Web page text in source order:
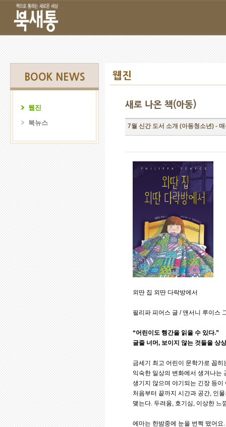
BOOK NEWS
웹진
북뉴스
웹진
새로 나온 책(아동)
7월 신간 도서 소개 (아동청소년) -
외딴 집 외딴 다락방에서
필리파 피어스 글 / 앤서니 루이스
“어린이도 행간을 읽을 수 있다.”
글줄 너머, 보이지 않는 것들을 상
금세기 최고 어린이 문학가로 꼽
익숙한 일상의 변화에서 생겨나는
생기지 않으며 야기되는 긴장 등이
처음부터 끝까지 시간과 공간, 인
맺는다. 두려움, 호기심, 이상한 느
에마는 한밤중에 눈을 번쩍 떴어요.